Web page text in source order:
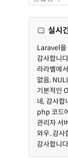
실시
감사합니